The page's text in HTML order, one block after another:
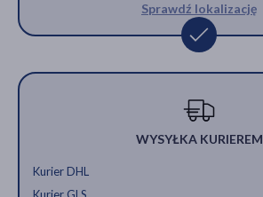
Sprawdź lokalizację
WYSYŁKA KURIEREM
Kurier DHL
Kurier GLS